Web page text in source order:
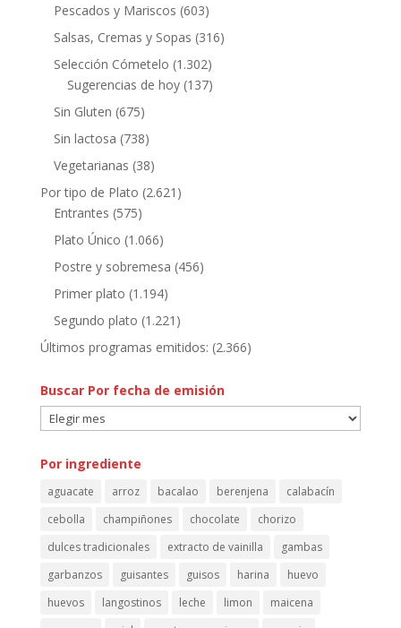
Pescados y Mariscos (603)
Salsas, Cremas y Sopas (316)
Selección Cómetelo (1.302)
Sugerencias de hoy(137)
Sin Gluten (675)
Sin lactosa (738)
Vegetarianas (38)
Por tipo de Plato (2.621)
Entrantes (575)
Plato Único (1.066)
Postre y sobremesa (456)
Primer plato (1.194)
Segundo plato (1.221)
Últimos programas emitidos: (2.366)
Buscar Por fecha de emisión
Buscar
Por
fecha
emisión
Por ingrediente
aguacate arroz bacalao berenjena
calabacín
cebolla
champiñones chocolate
chorizo
dulces tradicionales
extracto de vainilla
gambas
garbanzos
guisantes guisos harina
huevo
huevos
langostinos leche limon
maicena